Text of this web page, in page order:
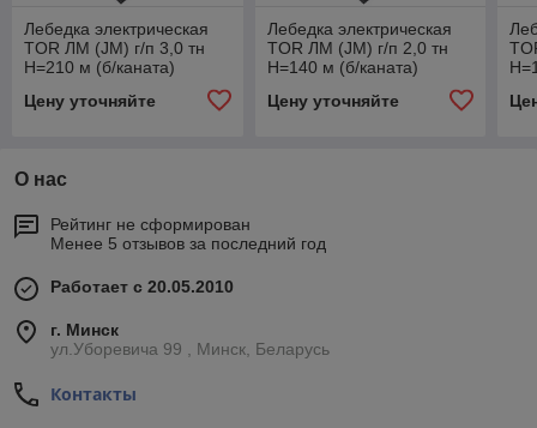
Лебедка электрическая
TOR ЛМ (JM) г/п 3,0 тн
Н=210 м (б/каната)
Цену уточняйте
Лебедка электрическая
TOR ЛМ (JM) г/п 2,0 тн
Н=140 м (б/каната)
Цену уточняйте
О нас
Рейтинг не сформирован
Менее 5 отзывов за последний год
Работает с 20.05.2010
г. Минск
ул.Уборевича 99 , Минск, Беларусь
Контакты